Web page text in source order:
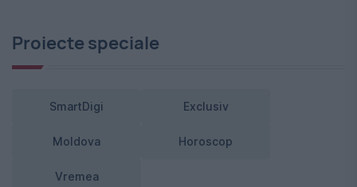
Proiecte speciale
SmartDigi Exclusiv
Moldova Horoscop
Vremea